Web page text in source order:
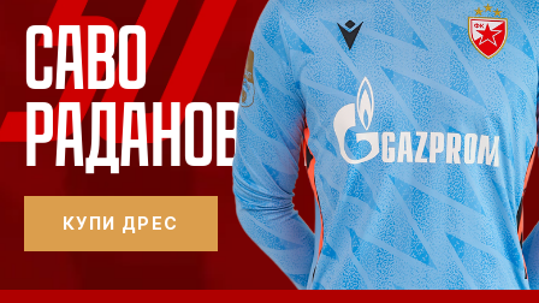
Саво
Радановић
КУПИ ДРЕС